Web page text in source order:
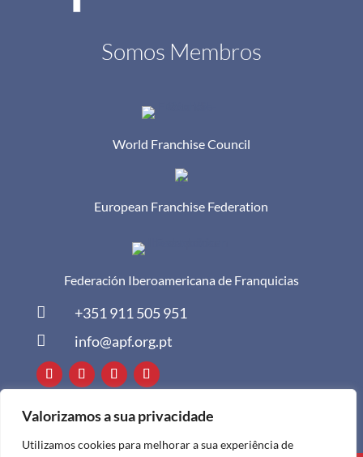
Valorizamos a sua privacidade
Utilizamos cookies para melhorar a sua experiência de
Somos Membros
World Franchise Council
European Franchise Federation
Federación Iberoamericana de Franquicias
 +351 911 505 951
 info@apf.org.pt